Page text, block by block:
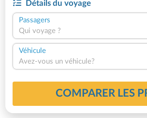
Détails du voyage
Passagers
Qui voyage ?
Véhicule
Avez-vous un véhicule?
COMPARER LES